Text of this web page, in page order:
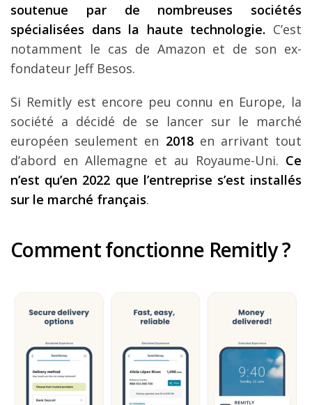
soutenue par de nombreuses sociétés
spécialisées dans la haute technologie. C’est
notamment le cas de Amazon et de son ex-
fondateur Jeff Besos.
Si Remitly est encore peu connu en Europe, la
société a décidé de se lancer sur le marché
européen seulement en 2018en arrivant tout
d’abord en Allemagne et au Royaume-Uni. Ce
n’est qu’en 2022 que l’entreprise s’est installés
sur le marché français.
Comment fonctionne Remitly ?